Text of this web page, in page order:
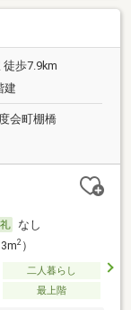
歩7.9km
建
会町棚橋
なし
2）
二人暮らし
最上階